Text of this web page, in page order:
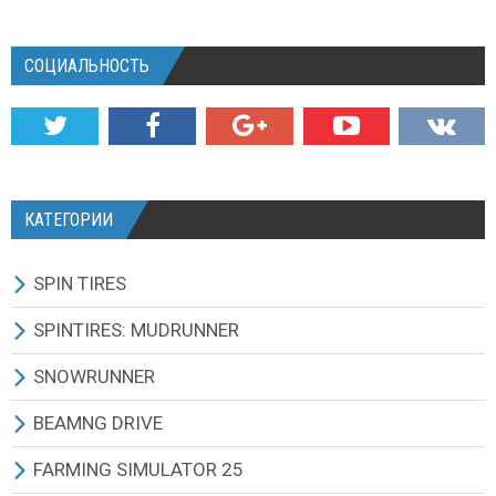
СОЦИАЛЬНОСТЬ
КАТЕГОРИИ
SPIN TIRES
СКАЧАТЬ ИГРУ
ВСЕ МОДЫ
ТЕХНИКА
КАРТЫ
SPINTIRES: MUDRUNNER
ВСЕ МОДЫ
ГРУЗОВИКИ
ВНЕДОРОЖНИКИ
SNOWRUNNER
ВСЕ МОДЫ
ГРУЗОВИКИ
BEAMNG DRIVE
BEAMNG DRIVE ИГРА И ОБНОВЛЕНИЯ
FARMING SIMULATOR 25